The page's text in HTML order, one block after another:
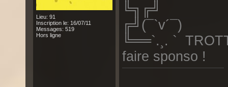
Lieu: 91
Inscription le: 16/07/11
Messages: 519
Hors ligne
╚╗╔╝
╔╝(¯`v´¯)
╚══`.¸. `
faire sponso !